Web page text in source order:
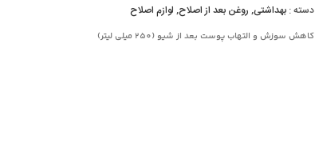
دسته :بهداشتی, روغن بعد از اصلاح, لوازم اصلاح
کاهش سوزش و التهاب پوست بعد از شیو (250 میلی لیتر)